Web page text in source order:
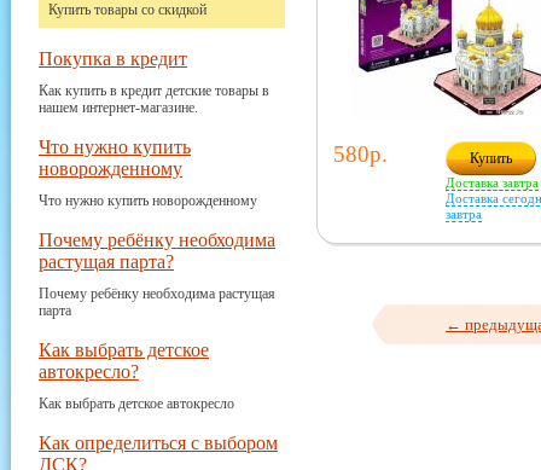
Купить товары со скидкой
Покупка в кредит
Как купить в кредит детские товары в
нашем интернет-магазине.
Что нужно купить
новорожденному
Что нужно купить новорожденному
Почему ребёнку необходима
растущая парта?
Почему ребёнку необходима растущая
парта
Как выбрать детское
автокресло?
Как выбрать детское автокресло
Как определиться с выбором
ДСК?
580р. Купить
Доставка завтра
Доставка
завтра
←